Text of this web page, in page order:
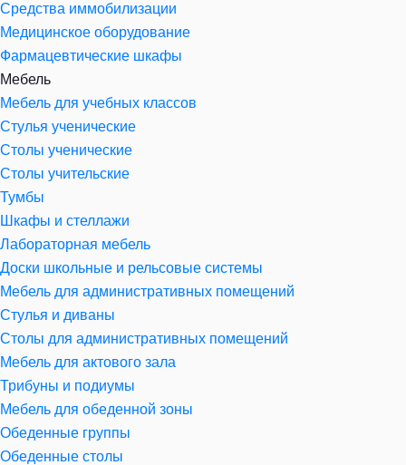
Средства иммобилизации
Медицинское оборудование
Фармацевтические шкафы
Мебель
Мебель для учебных классов
Стулья ученические
Столы ученические
Столы учительские
Тумбы
Шкафы и стеллажи
Лабораторная мебель
Доски школьные и рельсовые системы
Мебель для административных помещений
Стулья и диваны
Столы для административных помещений
Мебель для актового зала
Трибуны и подиумы
Мебель для обеденной зоны
Обеденные группы
Обеденные столы